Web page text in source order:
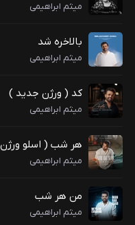
میثم ابراهیمی
بالاخره شد
میثم ابراهیمی
کد ( ورژن جدید )
میثم ابراهیمی
هر شب ( اسلو
میثم ابراهیمی
من هر شب
میثم ابراهیمی